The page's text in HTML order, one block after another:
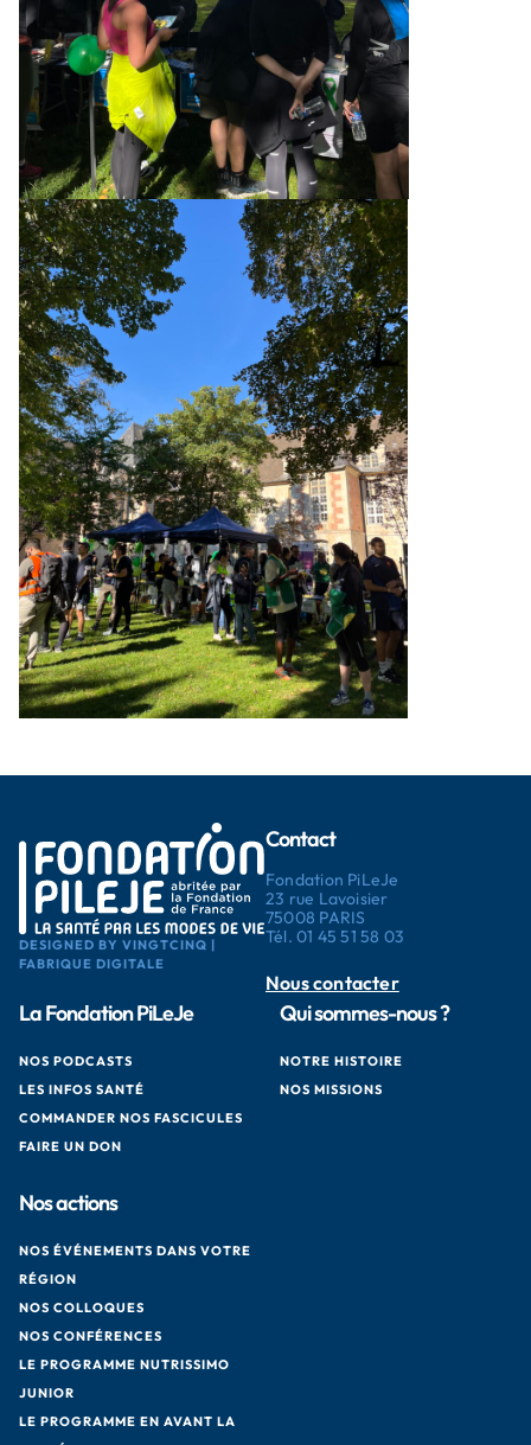
DESIGNED BY VINGTCINQ |
FABRIQUE DIGITALE
Contact
Fondation PiLeJe
23 rue Lavoisier
75008 PARIS
Tél.01 45 51 58 03
Nous contacter
La Fondation PiLeJe
NOS PODCASTS
LES INFOS SANTÉ
COMMANDER NOS FASCICULES
FAIRE UN DON
Qui sommes-nous ?
NOTRE HISTOIRE
NOS MISSIONS
Nos actions
NOS ÉVÉNEMENTS DANS VOTRE
RÉGION
NOS COLLOQUES
NOS CONFÉRENCES
LE PROGRAMME NUTRISSIMO
JUNIOR
LE PROGRAMME EN AVANT LA